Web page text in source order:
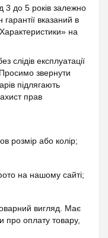
3 до 5 років залежно
гарантії вказаний в
на
слідів експлуатації
звернути
підлягають
прав
розмір або колір;
на нашому сайті;
вигляд. Має
про оплату товару,